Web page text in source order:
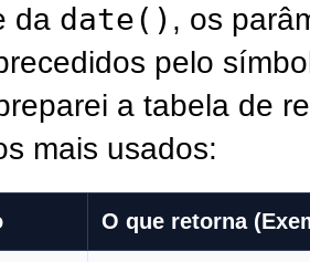
da date() , os
pelo
a tabela de
mais usados:
O que retorna